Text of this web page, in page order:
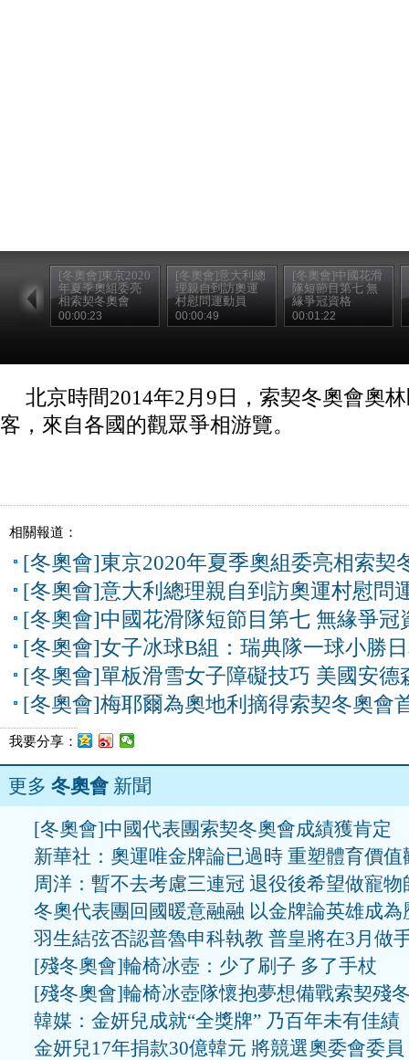
[冬奧會]東京2020
年夏季奧組委亮
相索契冬奧會
00:00:23
[冬奧會]意大利總
理親自到訪奧運
村慰問運動員
00:00:49
[冬奧會]中國花滑
隊短節目第七 無
緣爭冠資格
00:01:22
北京時間2014年2月9日，索契冬奧會奧
客，來自各國的觀眾爭相游覽。
相關報道：
[冬奧會]東京2020年夏季奧組委亮相索契
[冬奧會]意大利總理親自到訪奧運村慰問
[冬奧會]中國花滑隊短節目第七 無緣爭冠
[冬奧會]女子冰球B組：瑞典隊一球小勝
[冬奧會]單板滑雪女子障礙技巧 美國安德
[冬奧會]梅耶爾為奧地利摘得索契冬奧會
我要分享：
更多 冬奧會新聞
[冬奧會]中國代表團索契冬奧會成績獲肯定
新華社：奧運唯金牌論已過時 重塑體育價值
周洋：暫不去考慮三連冠 退役後希望做寵物
冬奧代表團回國暖意融融 以金牌論英雄成為
羽生結弦否認普魯申科執教 普皇將在3月做
[殘冬奧會]輪椅冰壺：少了刷子 多了手杖
[殘冬奧會]輪椅冰壺隊懷抱夢想備戰索契殘
韓媒：金妍兒成就“全獎牌” 乃百年未有佳績
金妍兒17年捐款30億韓元 將競選奧委會委員